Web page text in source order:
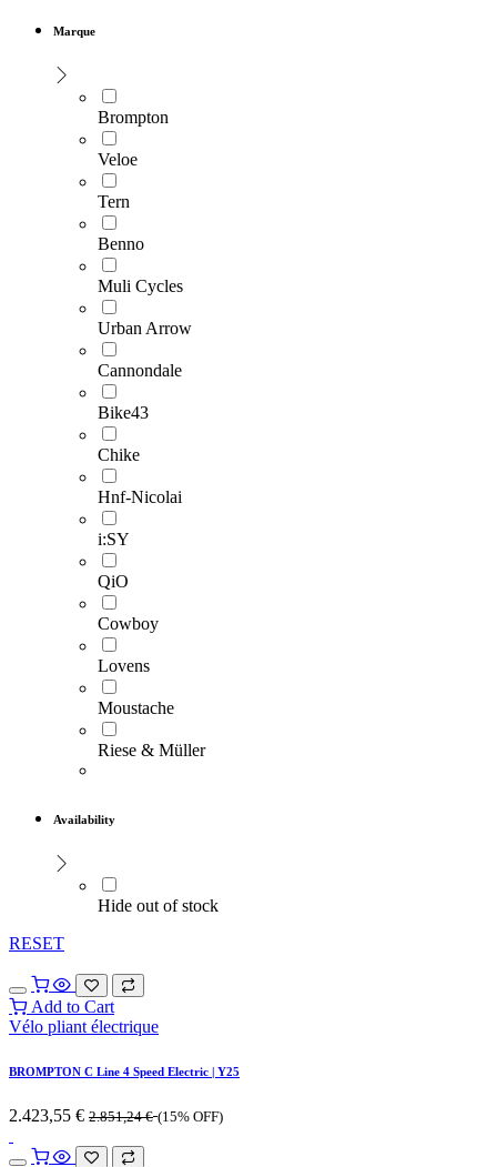
Marque
Brompton
Veloe
Tern
Benno
Muli Cycles
Urban Arrow
Cannondale
Bike43
Chike
Hnf-Nicolai
i:SY
QiO
Cowboy
Lovens
Moustache
Riese & Müller
Availability
Hide out of stock
RESET
Add to Cart
Vélo pliant électrique
BROMPTON C Line 4 Speed Electric | Y25
2.423,55 € 2.851,24€ (15% OFF)